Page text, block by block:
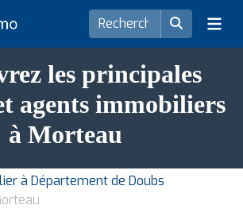
les principales
agents immobiliers
à Morteau
à Département de Doubs